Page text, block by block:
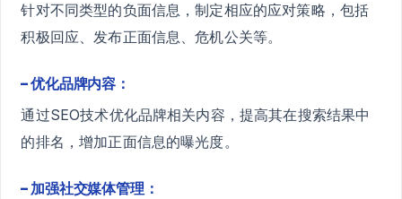
针对不同类型的负面信息，制定相应的应对策略，包括
积极回应、发布正面信息、危机公关等。
– 优化品牌内容：
通过SEO技术优化品牌相关内容，提高其在搜索结果中
的排名，增加正面信息的曝光度。
– 加强社交媒体管理：